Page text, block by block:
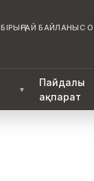
БІРЫҢҒАЙ БАЙЛАНЫС
▼
Пайдалы
ақпарат